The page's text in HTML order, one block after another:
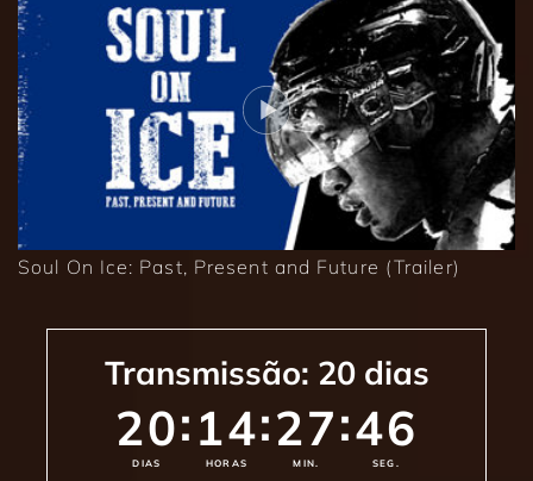
Soul On Ice: Past, Present and Future (Trailer)
Transmissão: 20dias
20
DIAS
:14
HORAS
:27
MIN.
:43
SEG.